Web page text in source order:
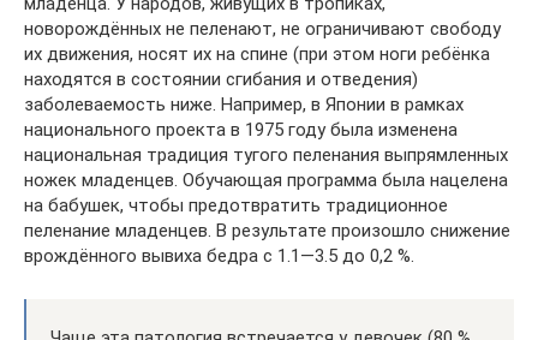
новорождённых не пеленают, не ограничивают свободу
их движения, носят их на спине (при этом ноги ребёнка
находятся в состоянии сгибания и отведения)
заболеваемость ниже. Например, в Японии в рамках
национального проекта в 1975 году была изменена
национальная традиция тугого пеленания выпрямленных
ножек младенцев. Обучающая программа была нацелена
на бабушек, чтобы предотвратить традиционное
пеленание младенцев. В результате произошло снижение
врождённого вывиха бедра с 1.1—3.5 до 0,2 %.